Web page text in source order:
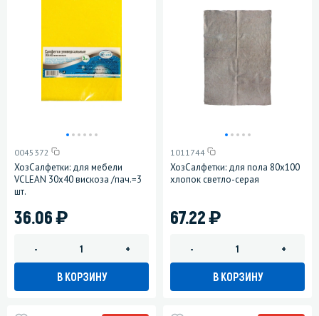
0045372
ХозСалфетки: для мебели
VCLEAN 30х40 вискоза /пач.=3
шт.
36.06)
- +
В КОРЗИНУ
1011744
ХозСалфетки: для пола 80х100
хлопок светло-серая
67.22)
- +
В КОРЗИНУ